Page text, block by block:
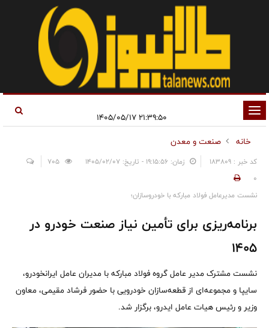
تغییر
وضعیت
ناوبری
خانه
صنعت و معدن
کد خبر : 183809 زمان: ۱۹:۱۵:۵۶ - تاریخ: ۱۴۰۵/۰۲/۰۷
0
نشست مدیرعامل فولاد مبارکه با خودروسازان؛
برنامه‌ریزی برای تأمین نیاز صنعت خودرو در
۱۴۰۵
نشست مشترک مدیر عامل گروه فولاد مبارکه با مدیران عامل ایرانخودرو،
سایپا و مجموعه‌ای از قطعه‌سازان خودرویی با حضور فرشاد مقیمی، معاون
وزیر و رئیس هیات عامل ایدرو، برگزار شد.